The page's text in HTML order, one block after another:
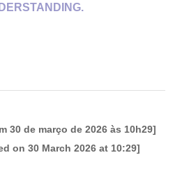
30 de março de 2026 às 10h29]
on 30 March 2026 at 10:29]